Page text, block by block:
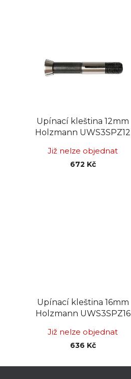
Upínací kleština 12mm
Holzmann UWS3SPZ12
Již nelze objednat
672 Kč
Upínací kleština 16mm
Holzmann UWS3SPZ16
Již nelze objednat
636 Kč